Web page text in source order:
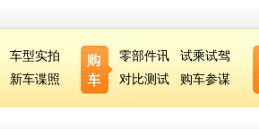
车型实拍
新车谍照
零部件讯
试乘试驾
对比测试
购车参谋